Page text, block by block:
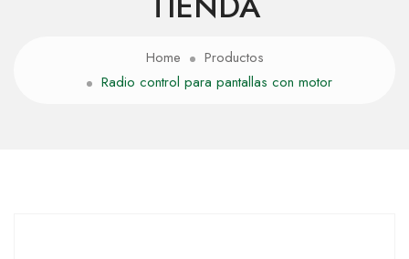
Home
Productos
Radio control para pantallas con motor